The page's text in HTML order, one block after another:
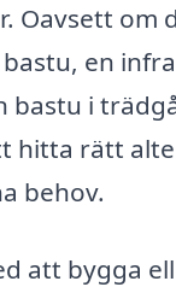
Oavsett om
en
bastu i
hitta rätt
behov.
att bygga